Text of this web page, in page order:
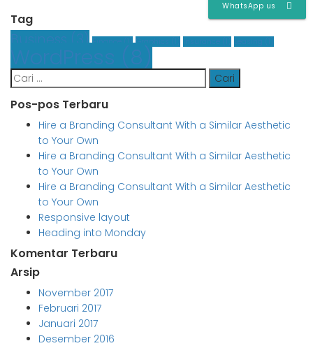
Tag
Business (3)
WordPress (8)
Cari
untuk:
Pos-pos Terbaru
Hire a Branding Consultant With a Similar Aesthetic
to Your Own
Hire a Branding Consultant With a Similar Aesthetic
to Your Own
Hire a Branding Consultant With a Similar Aesthetic
to Your Own
Responsive layout
Heading into Monday
Komentar Terbaru
Arsip
November 2017
Februari 2017
Januari 2017
Desember 2016
WhatsApp us